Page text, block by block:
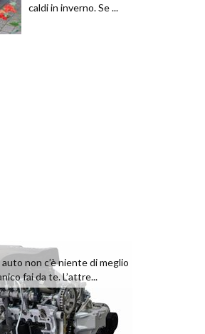
caldi in inverno. Se ...
non c’è niente di meglio
fai da te. L’attre...